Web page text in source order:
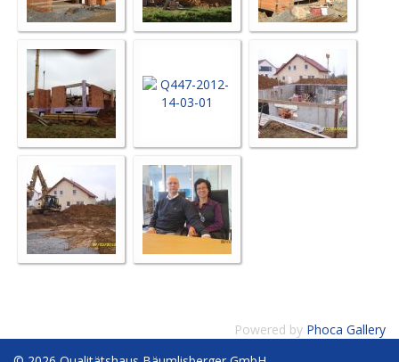
Powered by Phoca Gallery